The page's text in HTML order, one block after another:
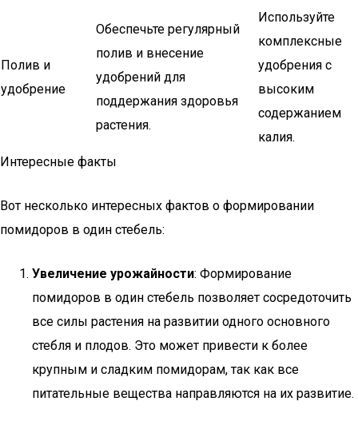
Полив и
удобрение
Обеспечьте регулярный
полив и внесение
удобрений для
поддержания здоровья
растения.
Используйте
комплексные
удобрения с
высоким
содержанием
калия.
Интересные факты
Вот несколько интересных фактов о формировании
помидоров в один стебель:
Увеличение урожайности: Формирование
помидоров в один стебель позволяет сосредоточить
все силы растения на развитии одного основного
стебля и плодов. Это может привести к более
крупным и сладким помидорам, так как все
питательные вещества направляются на их развитие.